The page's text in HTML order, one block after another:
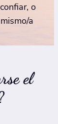
o
a
el